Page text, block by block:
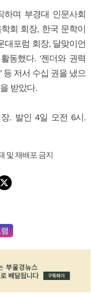
하며 부경대 인문사회
회 회장, 한국 문학이
대포럼 회장, 달맞이언
동했다. ‘젠더와 권력
등 저서 수십 권을 냈으
받았다.
. 발인 4일 오전 6시.
및 재배포 금지